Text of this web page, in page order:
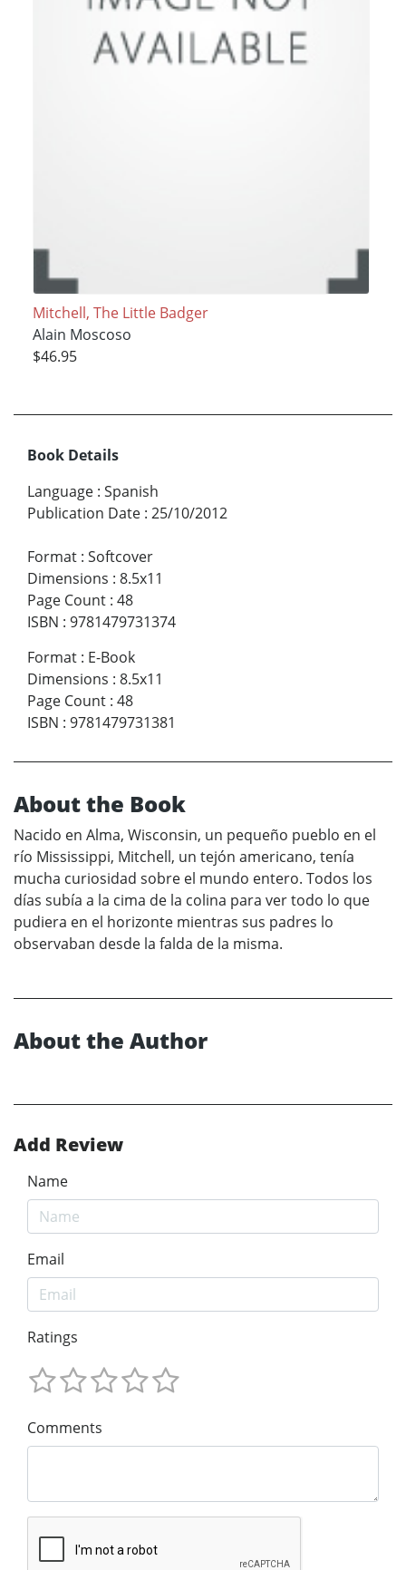
Mitchell, The Little Badger
Alain Moscoso
$46.95
Book Details
Language : Spanish
Publication Date : 25/10/2012
Format : Softcover
Dimensions : 8.5x11
Page Count : 48
ISBN : 9781479731374
Format : E-Book
Dimensions : 8.5x11
Page Count : 48
ISBN : 9781479731381
About the Book
Nacido en Alma, Wisconsin, un pequeño pueblo en el
río Mississippi, Mitchell, un tejón americano, tenía
mucha curiosidad sobre el mundo entero. Todos los
días subía a la cima de la colina para ver todo lo que
pudiera en el horizonte mientras sus padres lo
observaban desde la falda de la misma.
About the Author
Add Review
Name
Email
Ratings
Comments